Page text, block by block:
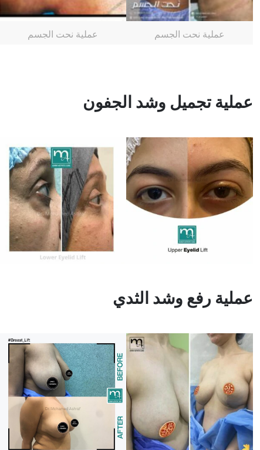
عملية نحت الجسم عملية نحت الجسم
عملية تجميل وشد الجفون
عملية رفع وشد الثدي